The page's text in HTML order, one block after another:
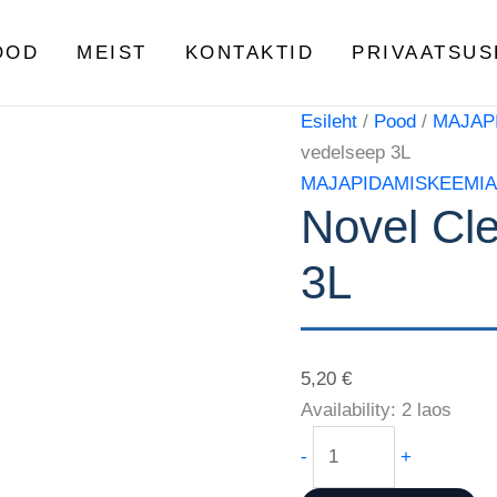
MEIST KONTAKTID
Esileht / Pood /
vedelseep 3L
MAJAPIDAMISKEEMIA
Novel
3L
5,20€
Availability: 2 laos
-
Clean
+